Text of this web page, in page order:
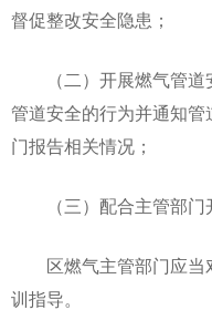
督促整改安全隐患；
（二）开展燃气管道
管道安全的行为并通知
门报告相关情况；
（三）配合主管部门开
区燃气主管部门应当
训指导。